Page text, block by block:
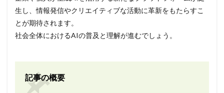
生し、情報発信やクリエイティブな活動に革新をもたらすこ
とが期待されます。
社会全体におけるAIの普及と理解が進むでしょう。
記事の概要